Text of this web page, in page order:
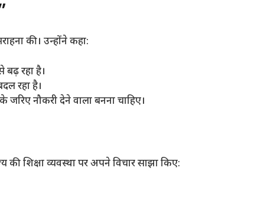
की। उन्होंने कहा:
रहा है।
रहा है।
नौकरी देने वाला बनना चाहिए।
शिक्षा व्यवस्था पर अपने विचार साझा किए: